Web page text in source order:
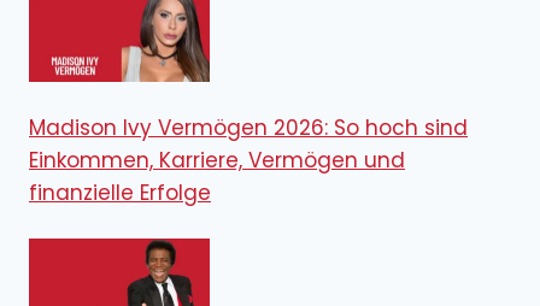
Madison Ivy Vermögen 2026: So hoch sind
Einkommen, Karriere, Vermögen und
finanzielle Erfolge